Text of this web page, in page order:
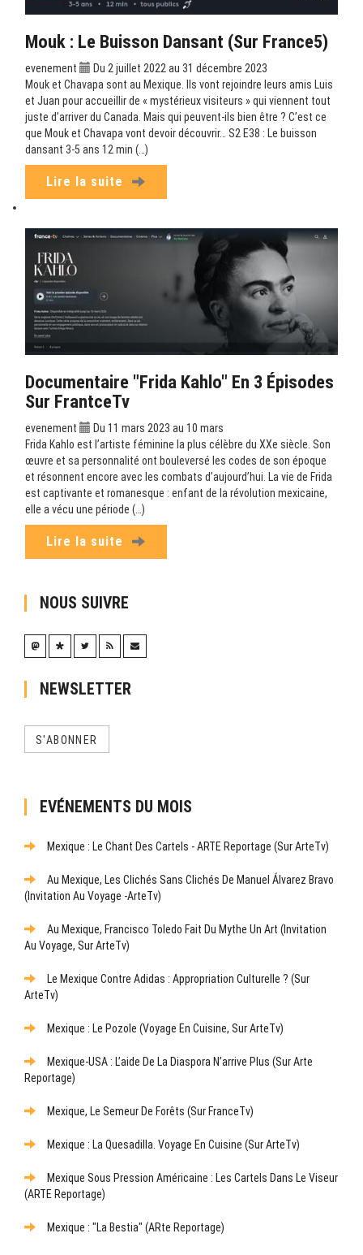
Mouk : Le Buisson Dansant (sur France5)
evenement
Du 2 juillet 2022 au 31 décembre 2023
Mouk et Chavapa sont au Mexique. Ils vont rejoindre leurs amis Luis
et Juan pour accueillir de « mystérieux visiteurs » qui viennent tout
juste d’arriver du Canada. Mais qui peuvent-ils bien être ? C’est ce
que Mouk et Chavapa vont devoir découvrir… S2 E38 : Le buisson
dansant 3-5 ans 12 min (…)
Lire la suite
Documentaire "Frida Kahlo" En 3 Épisodes
Sur FrantceTv
evenement
Du 11 mars 2023 au 10 mars
Frida Kahlo est l’artiste féminine la plus célèbre du XXe siècle. Son
œuvre et sa personnalité ont bouleversé les codes de son époque
et résonnent encore avec les combats d’aujourd’hui. La vie de Frida
est captivante et romanesque : enfant de la révolution mexicaine,
elle a vécu une période (…)
Lire la suite
NOUS SUIVRE
NEWSLETTER
S'ABONNER
EVÉNEMENTS DU MOIS
Mexique : Le Chant Des Cartels - ARTE Reportage (sur ArteTv)
Au Mexique, Les Clichés Sans Clichés De Manuel Álvarez Bravo
(Invitation Au Voyage -ArteTv)
Au Mexique, Francisco Toledo Fait Du Mythe Un Art (Invitation
Au Voyage, Sur ArteTv)
Le Mexique Contre Adidas : Appropriation Culturelle ? (sur
ArteTv)
Mexique : Le Pozole (Voyage En Cuisine, Sur ArteTv)
Mexique-USA : L’aide De La Diaspora N’arrive Plus (sur Arte
Reportage)
Mexique, Le Semeur De Forêts (sur FranceTv)
Mexique : La Quesadilla. Voyage En Cuisine (sur ArteTv)
Mexique Sous Pression Américaine : Les Cartels Dans Le Viseur
(ARTE Reportage)
Mexique : "La Bestia" (ARte Reportage)